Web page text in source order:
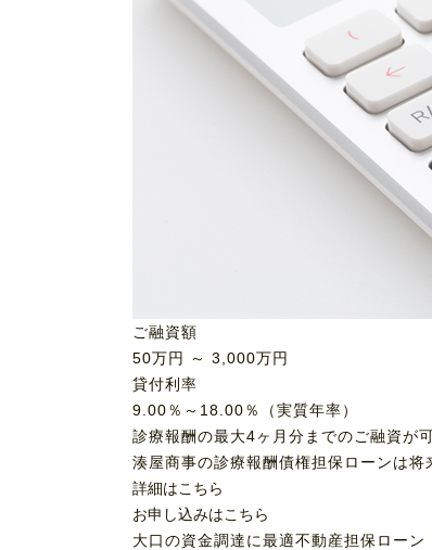
ご融資額
50万円 ～ 3,000万円
貸付利率
9.00％～18.00％（実質年率）
診療報酬の最大4ヶ月分までのご融資が可
湊屋商事の診療報酬債権担保ローンは将
詳細はこちら
お申し込みはこちら
大口の資金調達に最適不動産担保ローン